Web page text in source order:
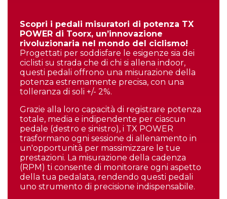
Scopri i pedali misuratori di potenza TX
POWER di Toorx, un’innovazione
rivoluzionaria nel mondo del ciclismo!
Progettati per soddisfare le esigenze sia dei
ciclisti su strada che di chi si allena indoor,
questi pedali offrono una misurazione della
potenza estremamente precisa, con una
tolleranza di soli +/- 2%.
Grazie alla loro capacità di registrare potenza
totale, media e indipendente per ciascun
pedale (destro e sinistro), i TX POWER
trasformano ogni sessione di allenamento in
un'opportunità per massimizzare le tue
prestazioni. La misurazione della cadenza
(RPM) ti consente di monitorare ogni aspetto
della tua pedalata, rendendo questi pedali
uno strumento di precisione indispensabile.